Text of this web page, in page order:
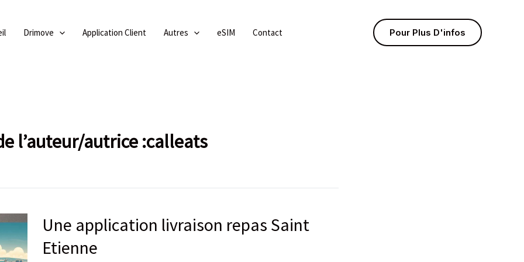
Drimove Application Client Autres eSIM Contact Pour Plus D'infos
l’auteur/autrice :calleats
Une application livraison repas Saint
Etienne
Une
application
livraison